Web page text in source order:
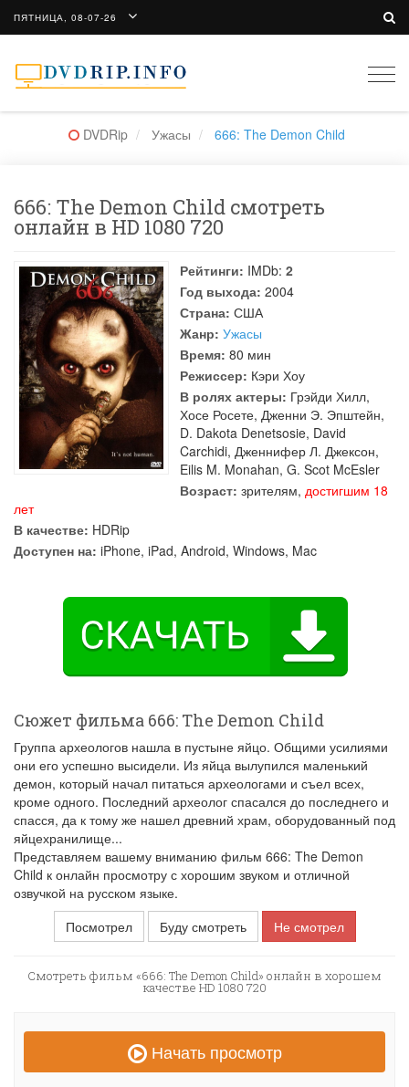
ПЯТНИЦА, 08-07-26
DVDRip Ужасы 666: The Demon Child
666: The Demon Child смотреть
онлайн в HD 1080 720
Рейтинги: IMDb: 2
Год выхода: 2004
Страна: США
Жанр: Ужасы
Время: 80 мин
Режиссер: Кэри Хоу
В ролях актеры: Грэйди Хилл,
Хосе Росете, Дженни Э. Эпштейн,
D. Dakota Denetsosie, David
Carchidi, Дженнифер Л. Джексон,
Eilis M. Monahan, G. Scot McEsler
Возраст: зрителям, достигшим 18
лет
В качестве: HDRip
Доступен на: iPhone, iPad, Android, Windows, Mac
Сюжет фильма 666: The Demon Child
Группа археологов нашла в пустыне яйцо. Общими усилиями
они его успешно высидели. Из яйца вылупился маленький
демон, который начал питаться археологами и съел всех,
кроме одного. Последний археолог спасался до последнего и
спасся, да к тому же нашел древний храм, оборудованный под
яйцехранилище...
Представляем вашему вниманию фильм 666: The Demon
Child к онлайн просмотру с хорошим звуком и отличной
озвучкой на русском языке.
Посмотрел
Буду смотреть Не смотрел
Смотреть фильм «666: The Demon Child» онлайн в хорошем
качестве HD 1080 720
Начать просмотр